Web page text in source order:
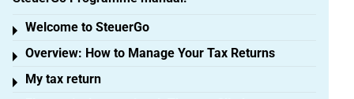
Welcome to SteuerGo
Toggle menu
Overview: How to Manage Your Tax Returns
Toggle menu
My tax return
Toggle menu